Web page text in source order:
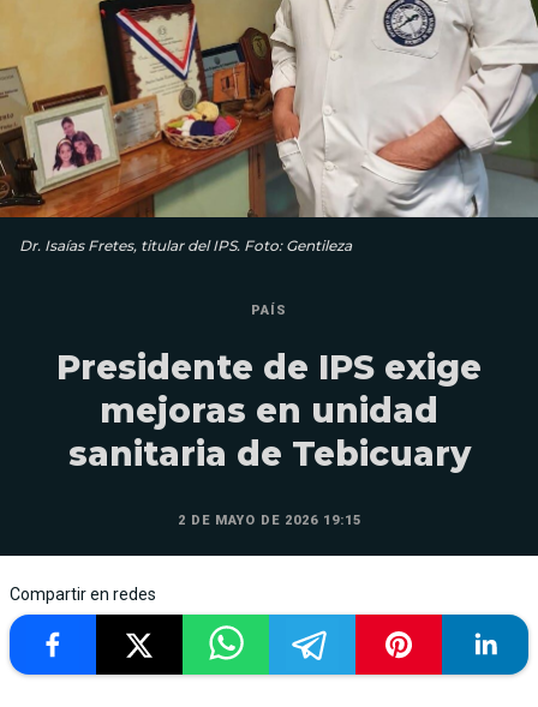
Dr. Isaías Fretes, titular del IPS. Foto: Gentileza
PAÍS
Presidente de IPS exige
mejoras en unidad
sanitaria de Tebicuary
2 DE MAYO DE 2026 19:15
Compartir en redes